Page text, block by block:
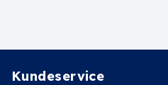
Kundeservice